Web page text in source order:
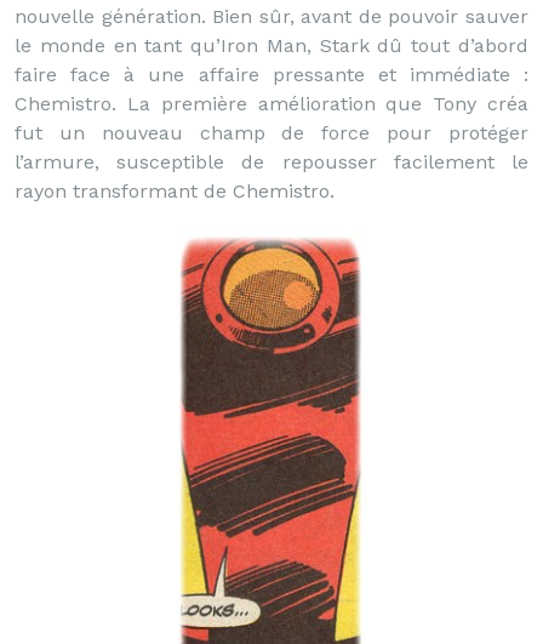
nouvelle génération. Bien sûr, avant de pouvoir sauver
le monde en tant qu’Iron Man, Stark dû tout d’abord
faire face à une affaire pressante et immédiate :
Chemistro. La première amélioration que Tony créa
fut un nouveau champ de force pour protéger
l’armure, susceptible de repousser facilement le
rayon transformant de Chemistro.